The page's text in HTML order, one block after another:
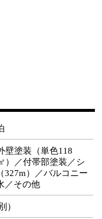
壁塗装（単色118
）／付帯部塗装／シ
327m）／バルコニー
／その他
）